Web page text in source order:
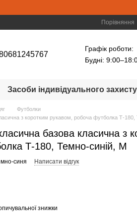
Порівняння
Графік роботи:
Будні:
Засоби індивідуального захисту
Футболки
з коротким рукавом, робоча футболка Т-180,
базова класична з
Т-180, Темно-синій, М
синя Написати відгук
знижки